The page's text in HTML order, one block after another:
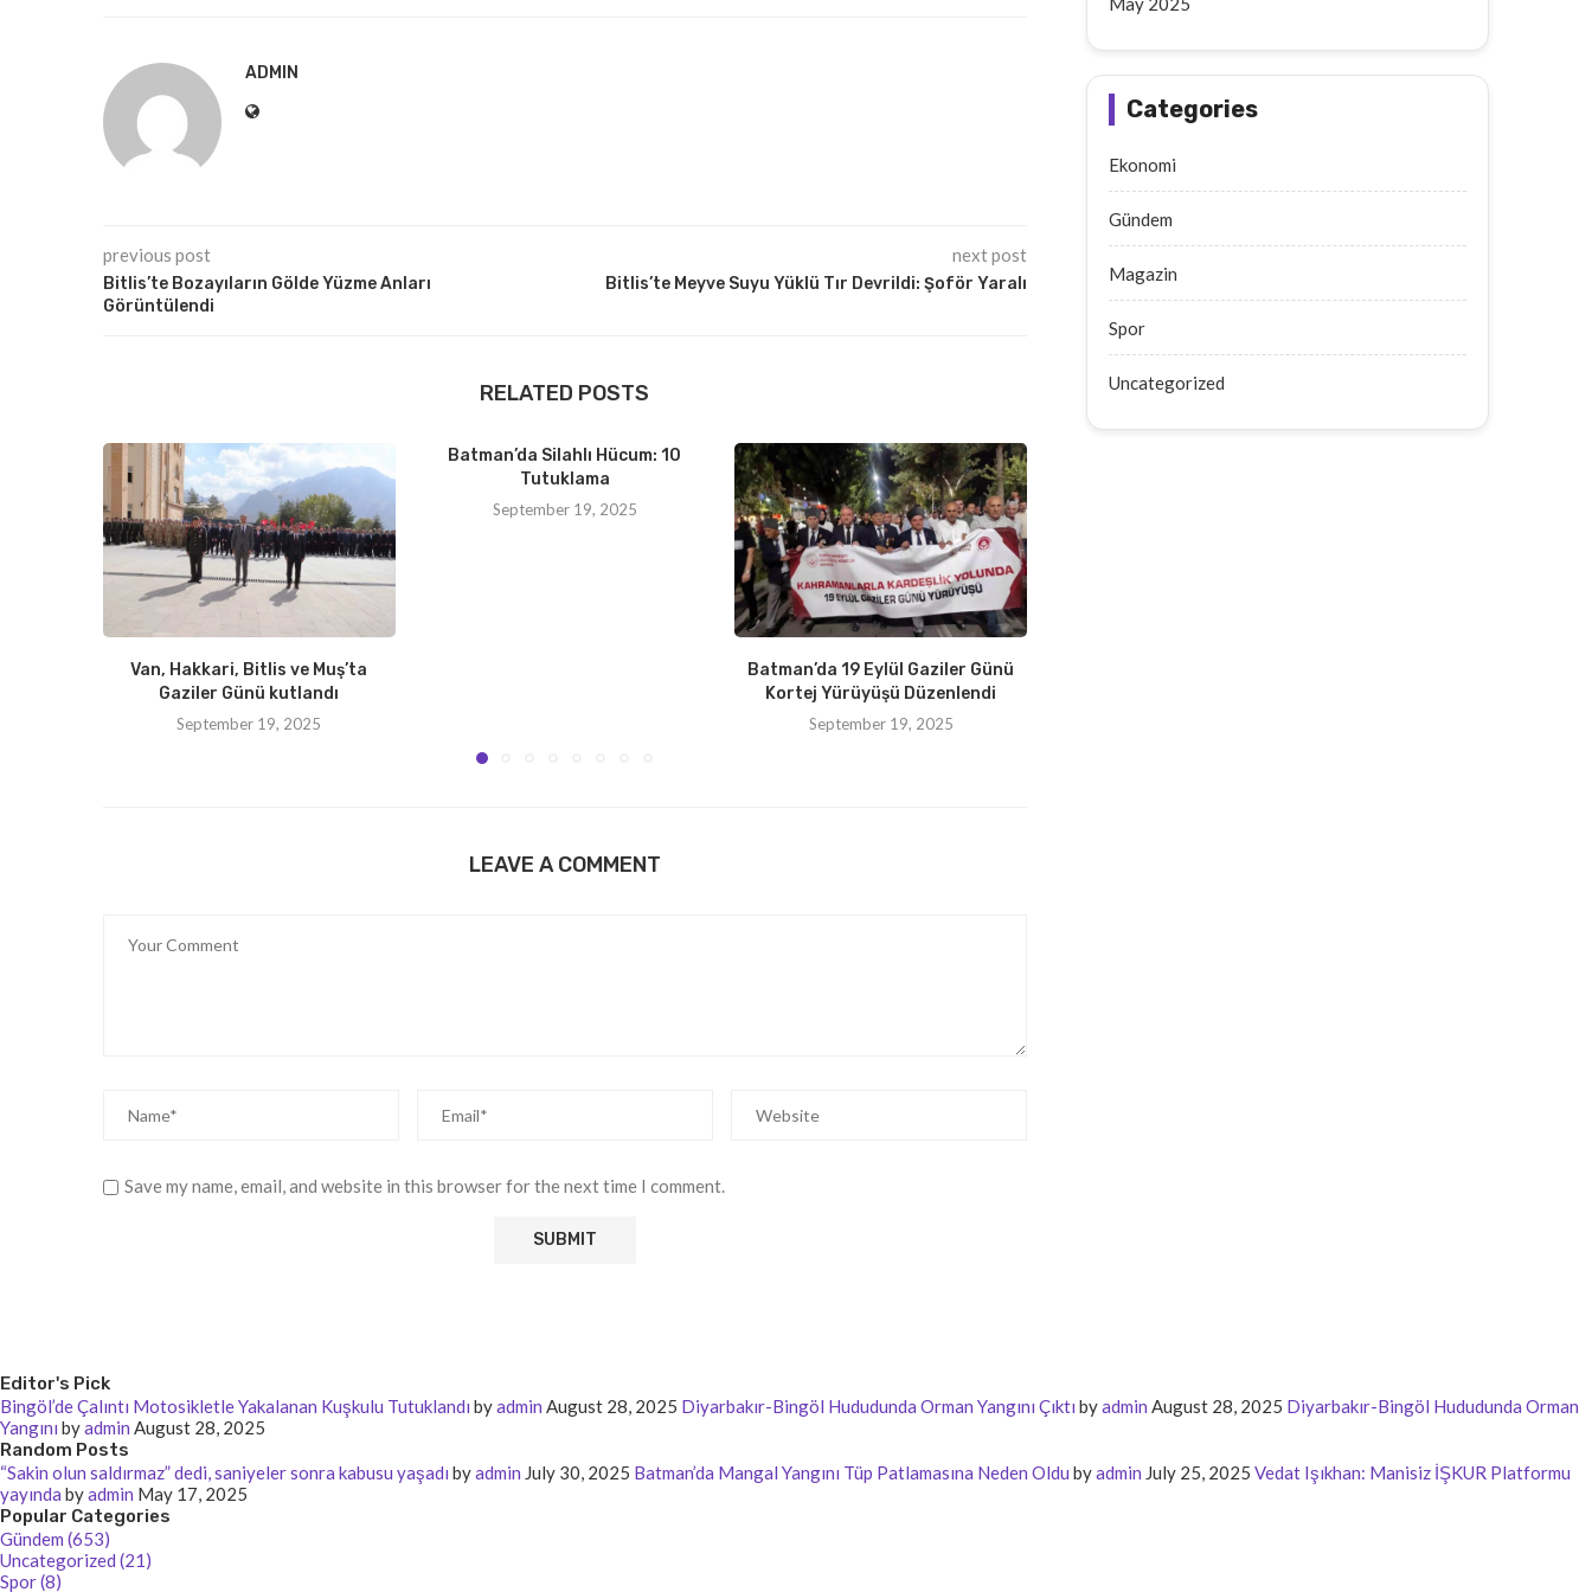
ADMIN
previous post
Bitlis’te Bozayıların Gölde Yüzme Anları
Görüntülendi
next post
Bitlis’te Meyve Suyu Yüklü Tır Devrildi: Şoför Yaralı
RELATED POSTS
Van, Hakkari, Bitlis ve Muş’ta
Gaziler Günü kutlandı
September 19, 2025
Batman’da Silahlı Hücum: 10
Tutuklama
September 19, 2025
Batman’da 19 Eylül Gaziler Günü
Kortej Yürüyüşü Düzenlendi
September 19, 2025
LEAVE A COMMENT
Save my name, email, and website in this browser for the next time I comment.
Categories
Ekonomi
Gündem
Magazin
Spor
Uncategorized
Editor's Pick
Bingöl’de Çalıntı Motosikletle Yakalanan Kuşkulu Tutuklandı byadmin August 28, 2025 Diyarbakır-Bingöl Hududunda Orman Yangını Çıktı byadmin August 28, 2025 Diyarbakır-Bingöl Hududunda Orman
Yangını byadmin August 28, 2025
Random Posts
“Sakin olun saldırmaz” dedi, saniyeler sonra kabusu yaşadı byadmin July 30, 2025 Batman’da Mangal Yangını Tüp Patlamasına Neden Oldu byadmin July 25, 2025 Vedat Işıkhan: Manisiz İŞKUR Platformu
yayında byadmin May 17, 2025
Popular Categories
Gündem (653)
Uncategorized (21)
Spor (8)